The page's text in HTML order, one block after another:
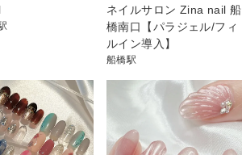
ネイルサロン Zina nail 船
橋南口【パラジェル/フィ
ルイン導入】
船橋駅